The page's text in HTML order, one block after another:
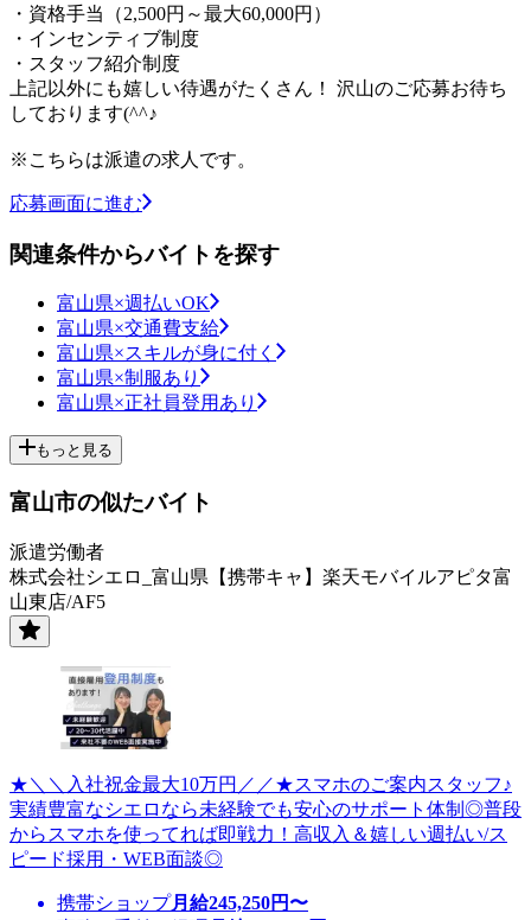
・資格手当（2,500円～最大60,000円）
・インセンティブ制度
・スタッフ紹介制度
上記以外にも嬉しい待遇がたくさん！ 沢山のご応募お待ち
しております(^^♪
※こちらは派遣の求人です。
応募画面に進む
関連条件からバイトを探す
富山県×週払いOK
富山県×交通費支給
富山県×スキルが身に付く
富山県×制服あり
富山県×正社員登用あり
もっと見る
富山市の似たバイト
派遣労働者
株式会社シエロ_富山県【携帯キャ】楽天モバイルアピタ富
山東店/AF5
★＼＼入社祝金最大10万円／／★スマホのご案内スタッフ♪
実績豊富なシエロなら未経験でも安心のサポート体制◎普段
からスマホを使ってれば即戦力！高収入＆嬉しい週払い/ス
ピード採用・WEB面談◎
携帯ショップ月給245,250円〜